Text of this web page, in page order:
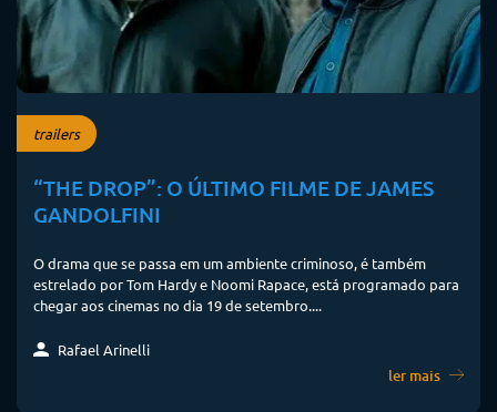
trailers
“THE DROP”: O ÚLTIMO FILME DE JAMES
GANDOLFINI
O drama que se passa em um ambiente criminoso, é também
estrelado por Tom Hardy e Noomi Rapace, está programado para
chegar aos cinemas no dia 19 de setembro....
Rafael Arinelli
ler mais